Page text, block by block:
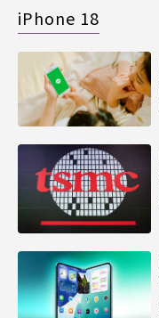
iPhone 18